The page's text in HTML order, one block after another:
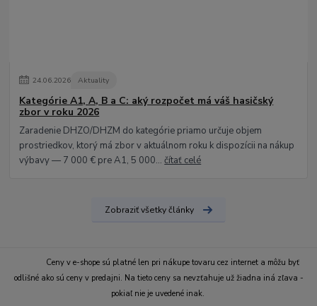
24.06.2026 Aktuality
Kategórie A1, A, B a C: aký rozpočet má váš hasičský
zbor v roku 2026
Zaradenie DHZO/DHZM do kategórie priamo určuje objem
prostriedkov, ktorý má zbor v aktuálnom roku k dispozícii na nákup
výbavy — 7 000 € pre A1, 5 000...čítať celé
Zobraziť všetky články
Ceny v e-shope sú platné len pri nákupe tovaru cez internet a môžu byť
odlišné ako sú ceny v predajni. Na tieto ceny sa nevzťahuje už žiadna iná zľava -
pokiaľ nie je uvedené inak.